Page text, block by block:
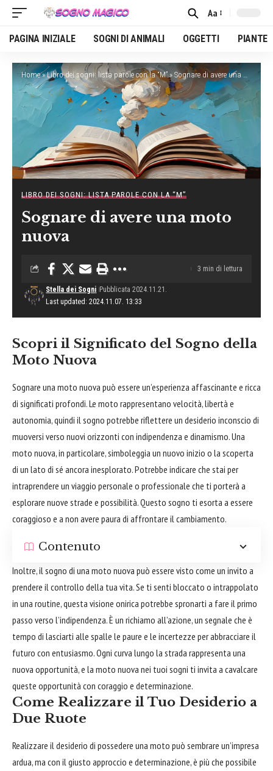
Font
Resizer
Aa
PAGINA INIZIALE SOGNI DI ANIMALI OGGETTI PIANTE
Home»Libro dei sogni: lista parole con la “M”» Sognare di avere una moto nuova
LIBRO DEI SOGNI: LISTA PAROLE CON LA “M”
Sognare di avere una moto
nuova
Last updated: 2024.11.07. 13:33
Stella dei Sogni Pubblicata 2024.11.21.
3 min di lettura
Scopri il Significato del Sogno della
Moto Nuova
Sognare una moto nuova può essere un’esperienza affascinante e ricca
di significati profondi. Le moto rappresentano velocità, libertà e
autonomia, quindi il sogno potrebbe riflettere un desiderio inconscio di
muoversi verso nuovi orizzonti con indipendenza e dinamismo. Una
moto nuova, in particolare, simboleggia un nuovo inizio o la scoperta
di un lato di sé ancora inesplorato. Potrebbe indicare che stai per
intraprendere un viaggio personale o professionale che ti porterà a
esplorare nuove strade e possibilità. Questo sogno ti esorta a essere
coraggioso e a non avere paura di affrontare il cambiamento.
Contenuto
Inoltre, il sogno di una moto nuova può essere visto come un invito a
prendere il controllo della tua vita. Se ti senti bloccato o intrappolato
in una routine, questa visione onirica potrebbe spronarti a fare il primo
passo verso l’indipendenza. È un richiamo all’azione, un segnale che è
tempo di lasciarti alle spalle le paure e le incertezze perabbracciare il
futuro con entusiasmo. Ogni curva lungo la strada rappresenta una
nuova opportunità, e la moto nuova nei tuoi sogni ti invita a cavalcare
queste opportunità con coraggio e determinazione.
Come Realizzare il Tuo Desiderio a
Due Ruote
Realizzare il desiderio di possedere una moto può sembrare un’impresa
ardua, ma con il giusto approccio e determinazione, è più che possibile